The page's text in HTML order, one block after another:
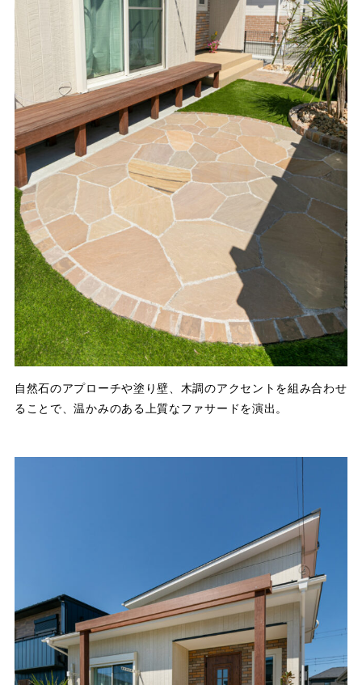
自然石のアプローチや塗り壁、木調のアクセントを組み合わせ
ることで、温かみのある上質なファサードを演出。